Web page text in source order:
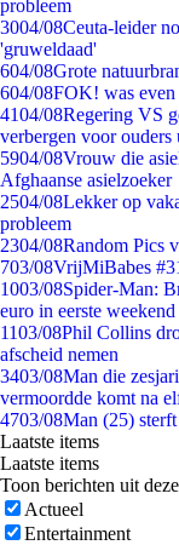
probleem
3004/08Ceuta-leider
'gruweldaad'
604/08Grote
604/08FOK! was
4104/08Regering VS
verbergen voor ouders
5904/08Vrouw die
Afghaanse asielzoeker
2504/08Lekker op
probleem
2304/08Random Pics
703/08VrijMiBabes
1003/08Spider-Man:
euro in eerste weekend
1103/08Phil Collins
afscheid nemen
3403/08Man die
vermoordde komt na
4703/08Man (25)
Laatste items
Laatste items
Toon berichten uit
Actueel
Entertainment